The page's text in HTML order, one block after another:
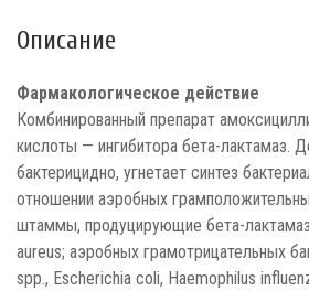
Описание
Фармакологическое действие
Комбинированный препарат
кислоты — ингибитора бета-лактамаз.
бактерицидно, угнетает синтез
отношении аэробных
штаммы, продуцирующие бета-
aureus; аэробных грамотрицательных
spp., Escherichia coli, Haemophilus